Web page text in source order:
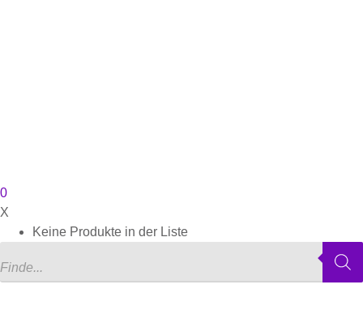
0
X
Keine Produkte in der Liste